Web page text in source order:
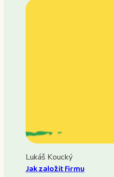
Lukáš Koucký
Jak založit firmu